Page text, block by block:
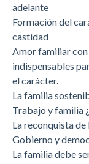
adelante
Formación del
castidad
Amor familiar
indispensables
el carácter.
La familia
Trabajo y familia
La reconquista de
Gobierno y
La familia debe